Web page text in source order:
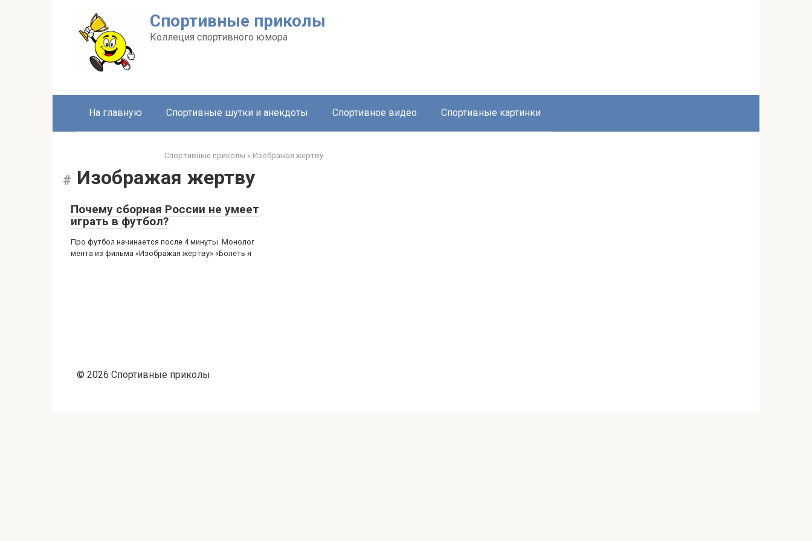
Спортивные приколы
Коллеция спортивного юмора
На главную Спортивные шутки и анекдоты Спортивное видео Спортивные картинки
Спортивные приколы » Изображая жертву
Изображая жертву
Почему сборная России не умеет
играть в футбол?
Про футбол начинается после 4 минуты. Монолог
мента из фильма «Изображая жертву» «Болеть я
© 2026 Спортивные приколы